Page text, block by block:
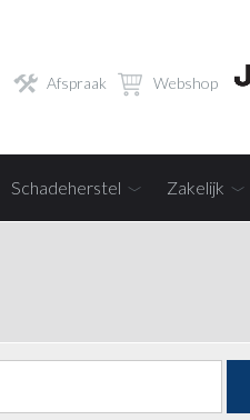
Afspraak Webshop
Schadeherstel Zakelijk